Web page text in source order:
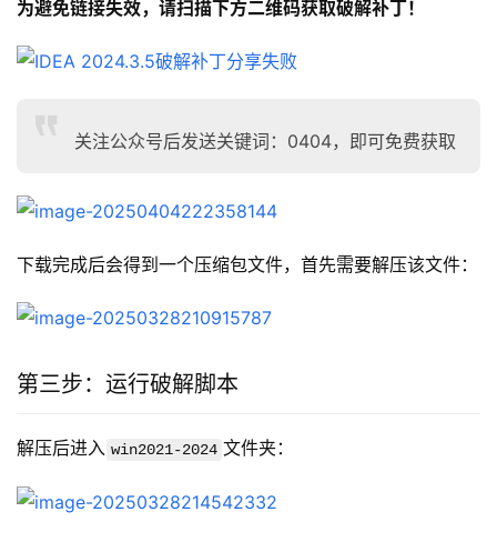
为避免链接失效，请扫描下方二维码获取破解补丁！
关注公众号后发送关键词：0404，即可免费获取
下载完成后会得到一个压缩包文件，首先需要解压该文件：
第三步：运行破解脚本
解压后进入 win2021-2024 文件夹：